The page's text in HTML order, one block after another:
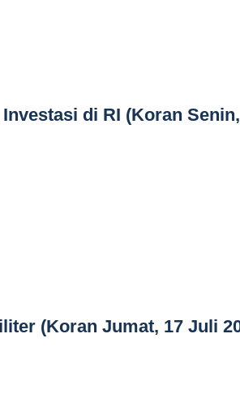
di RI (Koran
(Koran Jumat, 17 Juli